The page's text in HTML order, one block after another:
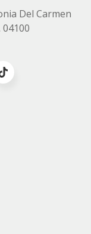
Del Carmen
04100